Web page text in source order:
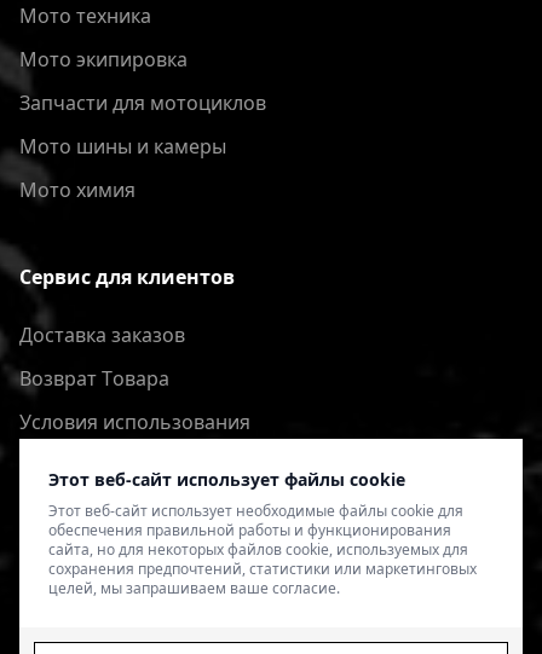
Этот веб-сайт использует файлы cookie
Этот веб-сайт использует необходимые файлы cookie для
обеспечения правильной работы и функционирования
сайта, но для некоторых файлов cookie, используемых для
сохранения предпочтений, статистики или маркетинговых
целей, мы запрашиваем ваше согласие.
Мото техника
Мото экипировка
Запчасти для мотоциклов
Мото шины и камеры
Мото химия
Сервис для клиентов
Доставка заказов
Bозврат Tовара
Условия использования
Политика конфиденциальности